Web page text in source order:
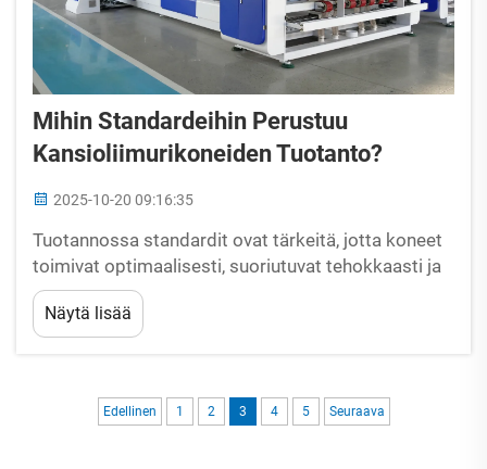
Mihin Standardeihin Perustuu
Kansioliimurikoneiden Tuotanto?
2025-10-20 09:16:35
Tuotannossa standardit ovat tärkeitä, jotta koneet
toimivat optimaalisesti, suoriutuvat tehokkaasti ja
täyttävät asiakkaiden sekä markkinoiden
vaatimukset. Standardit estävät tuotannon
epäjärjestyksen, joka voisi johtaa huonosti
Näytä lisää
Edellinen 1 2 3 4 5 Seuraava